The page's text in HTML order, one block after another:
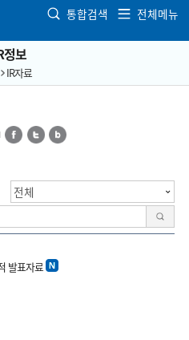
통합검색 전체메뉴
정보
IR자료
페이스북트위터블로그
검색
발표자료